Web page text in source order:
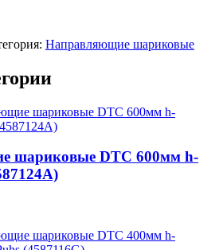
Направляющие шариковые
шариковые DTC 600мм h-